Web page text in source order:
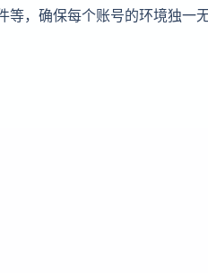
等，确保每个账号的环境独一